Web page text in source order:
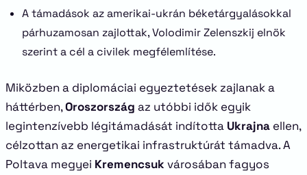
A támadások az amerikai-ukrán béketárgyalásokkal
párhuzamosan zajlottak, Volodimir Zelenszkij elnök
szerint a cél a civilek megfélemlítése.
Miközben a diplomáciai egyeztetések zajlanak a
háttérben,Oroszország az utóbbi idők egyik
legintenzívebb légitámadását indította Ukrajna ellen,
célzottan az energetikai infrastruktúrát támadva. A
Poltava megyei Kremencsuk városában fagyos